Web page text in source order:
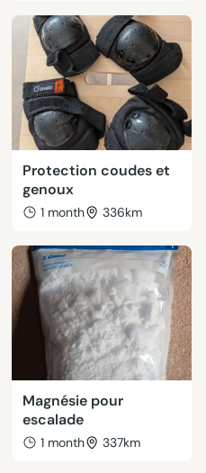
Protection coudes et
genoux
1 month 336km
Magnésie pour
escalade
1 month 337km